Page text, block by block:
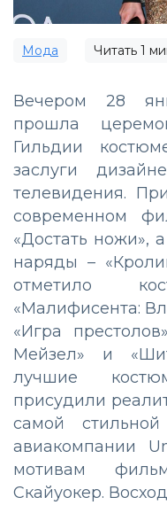
Мода Читать 1
Вечером 28
прошла
Гильдии
заслуги
телевидения.
современном
«Достать ножи»,
наряды –
отметило
«Малифисента:
«Игра
Мейзел» и
лучшие
присудили
самой
авиакомпании
мотивам
Скайуокер.